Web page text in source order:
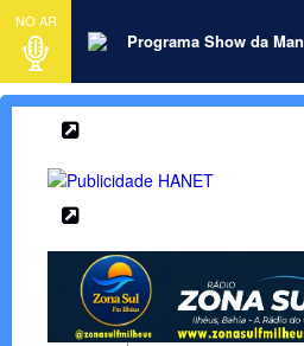
NO AR
Programa Show da